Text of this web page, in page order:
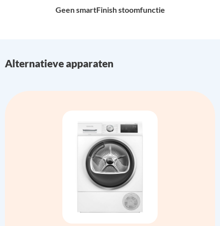
Geen smartFinish stoomfunctie
Alternatieve apparaten